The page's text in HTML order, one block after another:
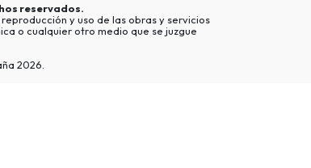
reservados.
reproducción y uso de las obras y servicios
o cualquier otro medio que se juzgue
2026.